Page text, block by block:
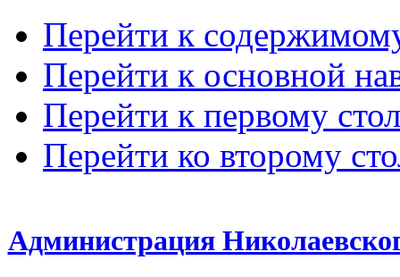
Перейти к
Перейти к основной
Перейти к первому
Перейти ко второму
Администрация